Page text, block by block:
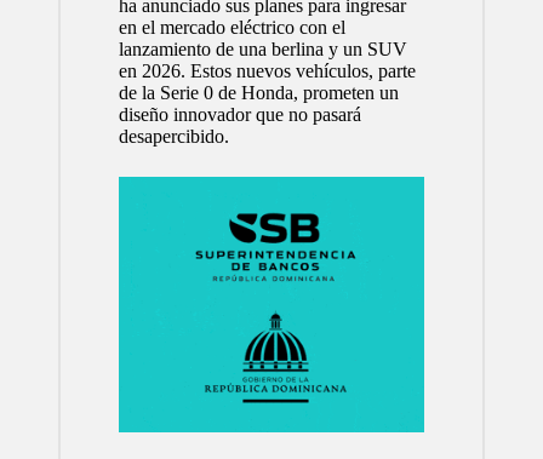
ha anunciado sus planes para ingresar
en el mercado eléctrico con el
lanzamiento de una berlina y un SUV
en 2026. Estos nuevos vehículos, parte
de la Serie 0 de Honda, prometen un
diseño innovador que no pasará
desapercibido.